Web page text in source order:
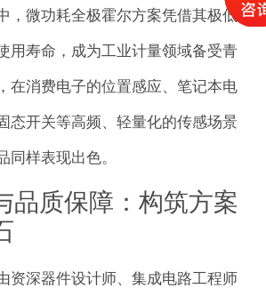
，微功耗全极霍尔方案凭借其极低
用寿命，成为工业计量领域备受青
在消费电子的位置感应、笔记本电
态开关等高频、轻量化的传感场景
同样表现出色。
品质保障：构筑方案
资深器件设计师、集成电路工程师